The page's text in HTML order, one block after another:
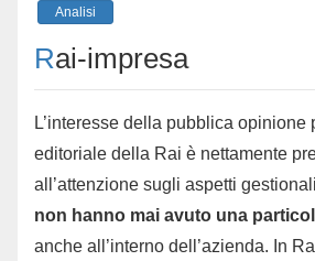
Analisi
Rai-impresa
L’interesse della pubblica opinione
editoriale della Rai è nettamente
all’attenzione sugli aspetti
non hanno mai avuto una
anche all’interno dell’azienda. In